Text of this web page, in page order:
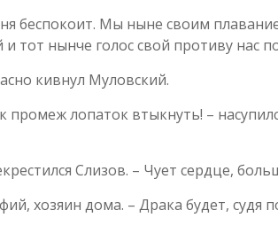
беспокоит. Мы ныне своим
тот нынче голос свой противу нас
кивнул Муловский.
лопаток втыкнуть! –
Слизов. – Чует сердце,
хозяин дома. – Драка будет, судя